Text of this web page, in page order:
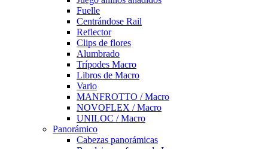
Fuelle
Centrándose Rail
Reflector
Clips de flores
Alumbrado
Trípodes Macro
Libros de Macro
Vario
MANFROTTO / Macro
NOVOFLEX / Macro
UNILOC / Macro
Panorámico
Cabezas panorámicas